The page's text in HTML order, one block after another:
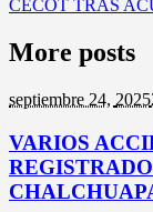
CECOT TRAS
More posts
septiembre 24, 2025
VARIOS